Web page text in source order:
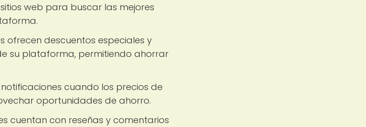
web para buscar las mejores
ofrecen descuentos especiales y
su plataforma, permitiendo ahorrar
cuando los precios de
oportunidades de ahorro.
cuentan con reseñas y comentarios